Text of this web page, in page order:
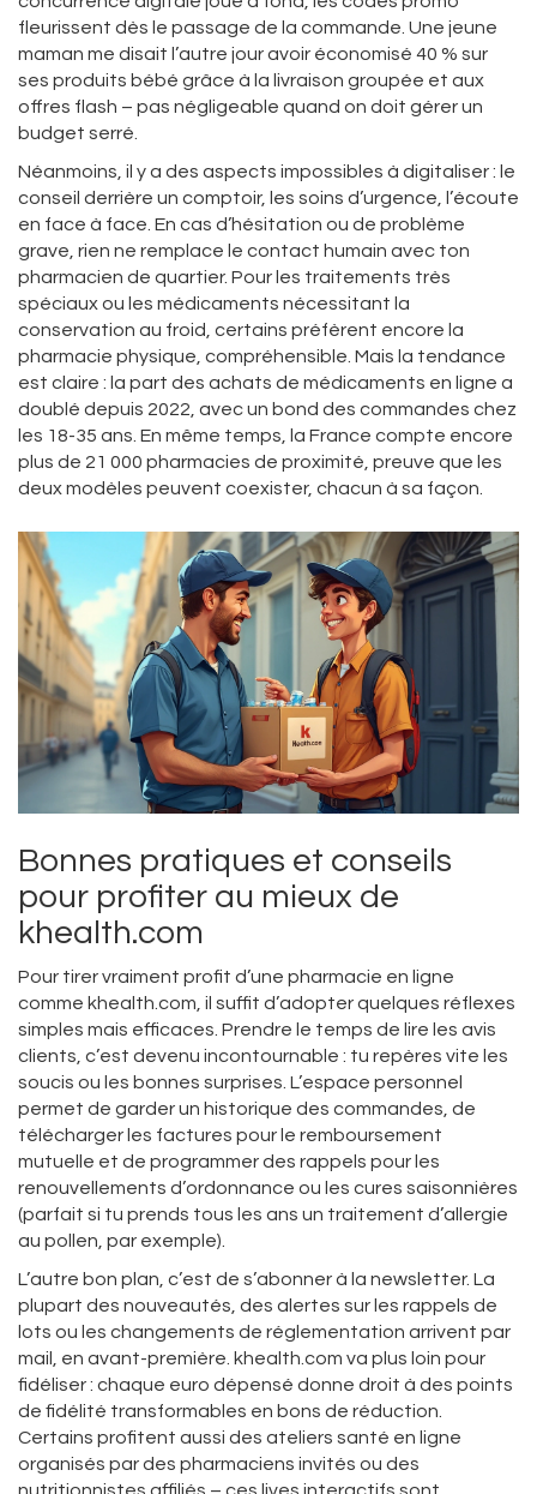
fleurissent dès le passage de la commande. Une jeune
maman me disait l’autre jour avoir économisé 40 % sur
ses produits bébé grâce à la livraison groupée et aux
offres flash – pas négligeable quand on doit gérer un
budget serré.
Néanmoins, il y a des aspects impossibles à digitaliser : le
conseil derrière un comptoir, les soins d’urgence, l’écoute
en face à face. En cas d’hésitation ou de problème
grave, rien ne remplace le contact humain avec ton
pharmacien de quartier. Pour les traitements très
spéciaux ou les médicaments nécessitant la
conservation au froid, certains préfèrent encore la
pharmacie physique, compréhensible. Mais la tendance
est claire : la part des achats de médicaments en ligne a
doublé depuis 2022, avec un bond des commandes chez
les 18-35 ans. En même temps, la France compte encore
plus de 21 000 pharmacies de proximité, preuve que les
deux modèles peuvent coexister, chacun à sa façon.
Bonnes pratiques et conseils
pour profiter au mieux de
khealth.com
Pour tirer vraiment profit d’une pharmacie en ligne
comme khealth.com, il suffit d’adopter quelques réflexes
simples mais efficaces. Prendre le temps de lire les avis
clients, c’est devenu incontournable : tu repères vite les
soucis ou les bonnes surprises. L’espace personnel
permet de garder un historique des commandes, de
télécharger les factures pour le remboursement
mutuelle et de programmer des rappels pour les
renouvellements d’ordonnance ou les cures saisonnières
(parfait si tu prends tous les ans un traitement d’allergie
au pollen, par exemple).
L’autre bon plan, c’est de s’abonner à la newsletter. La
plupart des nouveautés, des alertes sur les rappels de
lots ou les changements de réglementation arrivent par
mail, en avant-première. khealth.com va plus loin pour
fidéliser : chaque euro dépensé donne droit à des points
de fidélité transformables en bons de réduction.
Certains profitent aussi des ateliers santé en ligne
organisés par des pharmaciens invités ou des